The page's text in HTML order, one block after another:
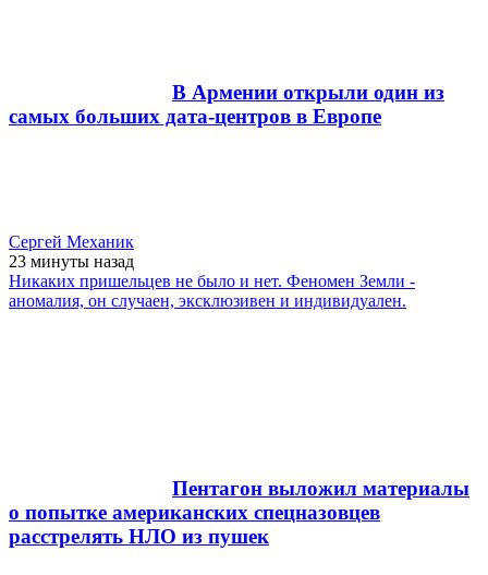
В Армении открыли один из
самых больших дата-центров в Европе
Сергей Механик
23 минуты назад
Никаких пришельцев не было и нет. Феномен Земли -
аномалия, он случаен, эксклюзивен и индивидуален.
Пентагон выложил материалы
о попытке американских спецназовцев
расстрелять НЛО из пушек